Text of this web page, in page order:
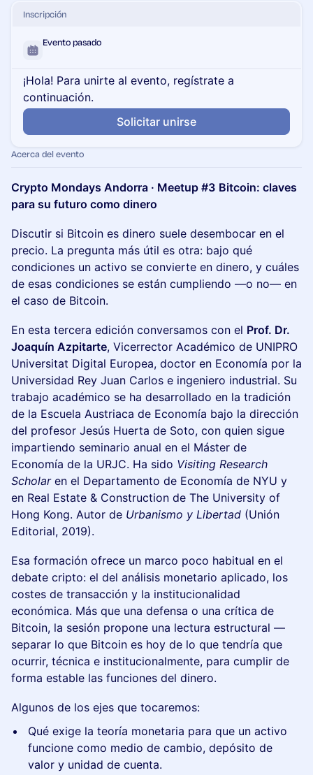
Inscripción
Evento pasado
¡Hola! Para unirte al evento, regístrate a
continuación.
Solicitar unirse
Acerca del evento
Crypto Mondays Andorra · Meetup #3 Bitcoin: claves
para su futuro como dinero
Discutir si Bitcoin es dinero suele desembocar en el
precio. La pregunta más útil es otra: bajo qué
condiciones un activo se convierte en dinero, y cuáles
de esas condiciones se están cumpliendo —o no— en
el caso de Bitcoin.
En esta tercera edición conversamos con el Prof. Dr.
Joaquín Azpitarte, Vicerrector Académico de UNIPRO
Universitat Digital Europea, doctor en Economía por la
Universidad Rey Juan Carlos e ingeniero industrial. Su
trabajo académico se ha desarrollado en la tradición
de la Escuela Austriaca de Economía bajo la dirección
del profesor Jesús Huerta de Soto, con quien sigue
impartiendo seminario anual en el Máster de
Economía de la URJC. Ha sido Visiting Research
Scholaren el Departamento de Economía de NYU y
en Real Estate & Construction de The University of
Hong Kong. Autor de Urbanismo y Libertad (Unión
Editorial, 2019).
Esa formación ofrece un marco poco habitual en el
debate cripto: el del análisis monetario aplicado, los
costes de transacción y la institucionalidad
económica. Más que una defensa o una crítica de
Bitcoin, la sesión propone una lectura estructural —
separar lo que Bitcoin es hoy de lo que tendría que
ocurrir, técnica e institucionalmente, para cumplir de
forma estable las funciones del dinero.
Algunos de los ejes que tocaremos:
Qué exige la teoría monetaria para que un activo
funcione como medio de cambio, depósito de
valor y unidad de cuenta.